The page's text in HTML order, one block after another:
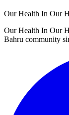
Our Health In Our
Our Health In Our
Bahru community